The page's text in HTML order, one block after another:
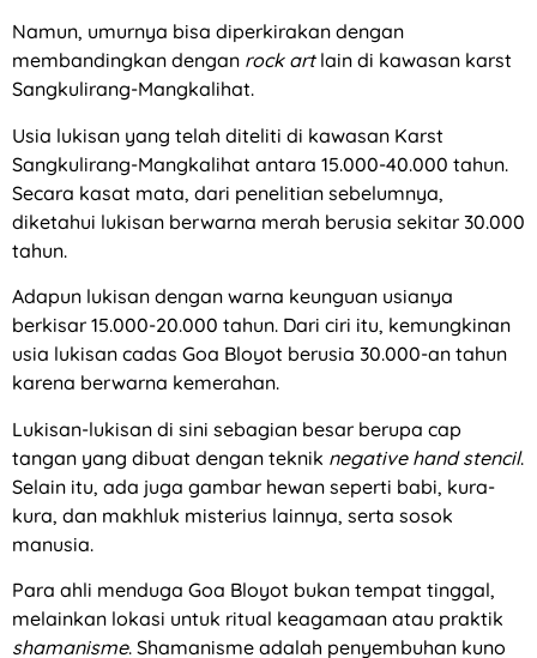
Namun, umurnya bisa diperkirakan dengan
membandingkan dengan rock artlain di kawasan karst
Sangkulirang-Mangkalihat.
Usia lukisan yang telah diteliti di kawasan Karst
Sangkulirang-Mangkalihat antara 15.000-40.000 tahun.
Secara kasat mata, dari penelitian sebelumnya,
diketahui lukisan berwarna merah berusia sekitar 30.000
tahun.
Adapun lukisan dengan warna keunguan usianya
berkisar 15.000-20.000 tahun. Dari ciri itu, kemungkinan
usia lukisan cadas Goa Bloyot berusia 30.000-an tahun
karena berwarna kemerahan.
Lukisan-lukisan di sini sebagian besar berupa cap
tangan yang dibuat dengan teknik negative hand stencil.
Selain itu, ada juga gambar hewan seperti babi, kura-
kura, dan makhluk misterius lainnya, serta sosok
manusia.
Para ahli menduga Goa Bloyot bukan tempat tinggal,
melainkan lokasi untuk ritual keagamaan atau praktik
shamanisme. Shamanisme adalah penyembuhan kuno